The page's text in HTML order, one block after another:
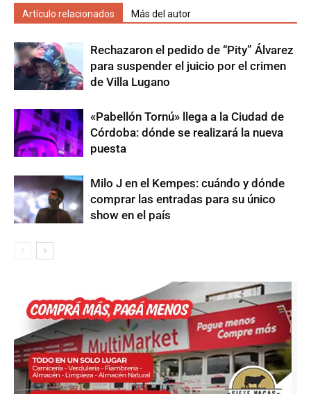
Artículo relacionados Más del autor
Rechazaron el pedido de “Pity” Álvarez
para suspender el juicio por el crimen
de Villa Lugano
«Pabellón Tornú» llega a la Ciudad de
Córdoba: dónde se realizará la nueva
puesta
Milo J en el Kempes: cuándo y dónde
comprar las entradas para su único
show en el país